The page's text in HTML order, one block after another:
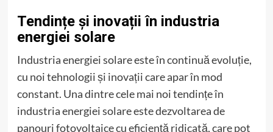
Tendințe și inovații în industria
energiei solare
Industria energiei solare este în continuă evoluție,
cu noi tehnologii și inovații care apar în mod
constant. Una dintre cele mai noi tendințe în
industria energiei solare este dezvoltarea de
panouri fotovoltaice cu eficiență ridicată, care pot